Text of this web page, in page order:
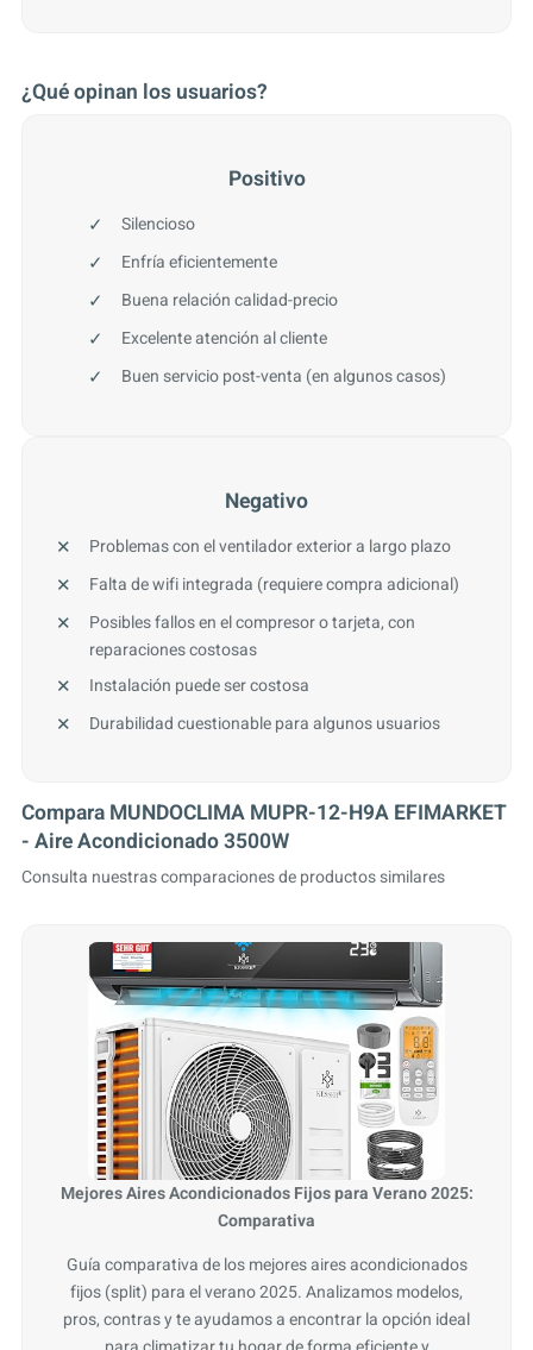
¿Qué opinan los usuarios?
Positivo
Silencioso
Enfría eficientemente
Buena relación calidad-precio
Excelente atención al cliente
Buen servicio post-venta (en algunos casos)
Negativo
Problemas con el ventilador exterior a largo plazo
Falta de wifi integrada (requiere compra adicional)
Posibles fallos en el compresor o tarjeta, con
reparaciones costosas
Instalación puede ser costosa
Durabilidad cuestionable para algunos usuarios
Compara MUNDOCLIMA MUPR-12-H9A EFIMARKET
- Aire Acondicionado 3500W
Consulta nuestras comparaciones de productos similares
Mejores Aires Acondicionados Fijos para Verano 2025:
Comparativa
Guía comparativa de los mejores aires acondicionados
fijos (split) para el verano 2025. Analizamos modelos,
pros, contras y te ayudamos a encontrar la opción ideal